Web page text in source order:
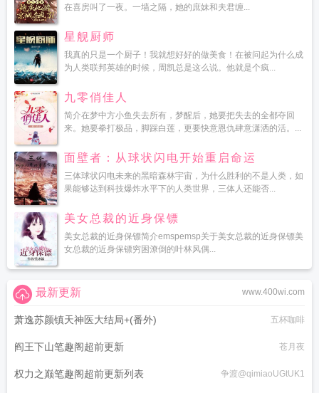
在喜房叫了一夜。一墙之隔，她的庶妹和夫君缠...
星舰厨师
我真的只是一个厨子！我就想好好的做美食！在被问起为什么成
为人类联邦英雄的时候，周凯总是这么说。他就是个疯...
九零俏佳人
简介在梦中方小鱼失去所有，梦醒后，她要把失去的全都夺回
来。她要拳打极品，脚踩白莲，更要快意恩仇肆意潇洒的活。...
面壁者：从球状闪电开始重启命运
三体球状闪电未来的黑暗森林宇宙，为什么胜利的不是人类，如
果能够达到科技爆炸水平下的人类世界，三体人还能否...
美女总裁的近身保镖
美女总裁的近身保镖简介emspemsp关于美女总裁的近身保镖美
女总裁的近身保镖穷困潦倒的叶林风偶...
www.400wi.com
最新更新
萧逸苏颜镇天神医大结局+(番外) 五杯咖啡
阎王下山笔趣阁超前更新 苍月夜
权力之巅笔趣阁超前更新列表 争渡@qimiaoUGtUK1